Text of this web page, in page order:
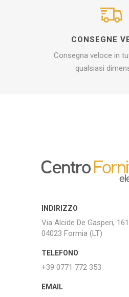
CONSEGNE
Consegna veloce in
qualsiasi
INDIRIZZO
Via Alcide De Gasperi, 161
04023 Formia (LT)
TELEFONO
+39 0771 772 353
EMAIL